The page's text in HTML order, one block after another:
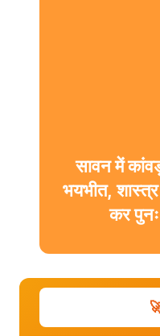
सावन में
भयभीत,
कर